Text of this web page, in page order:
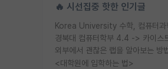
🔥 시선집중 핫한 인기글
외부에서 괜찮은 랩을 알아보는 방
<대학원에 입학하는 법>